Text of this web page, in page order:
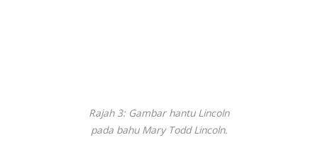
Rajah 3: Gambar hantu Lincoln
pada bahu Mary Todd Lincoln.